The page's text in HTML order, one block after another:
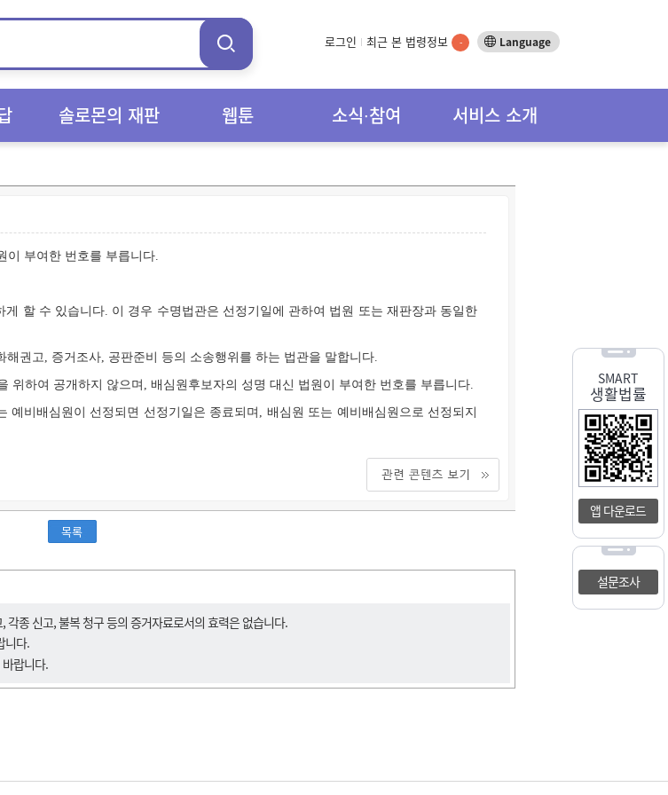
로그인 최근 본 법령정보 - Language
솔로몬의 재판 웹툰 소식∙참여 서비스 소개
SMART
생활법률
앱 다운로드
설문조사
이 부여한 번호를 부릅니다.
할 수 있습니다. 이 경우 수명법관은 선정기일에 관하여 법원 또는 재판장과 동일한
권고, 증거조사, 공판준비 등의 소송행위를 하는 법관을 말합니다.
하여 공개하지 않으며, 배심원후보자의 성명 대신 법원이 부여한 번호를 부릅니다.
비배심원이 선정되면 선정기일은 종료되며, 배심원 또는 예비배심원으로 선정되지
목록
종 신고, 불복 청구 등의 증거자료로서의 효력은 없습니다.
니다.
랍니다.